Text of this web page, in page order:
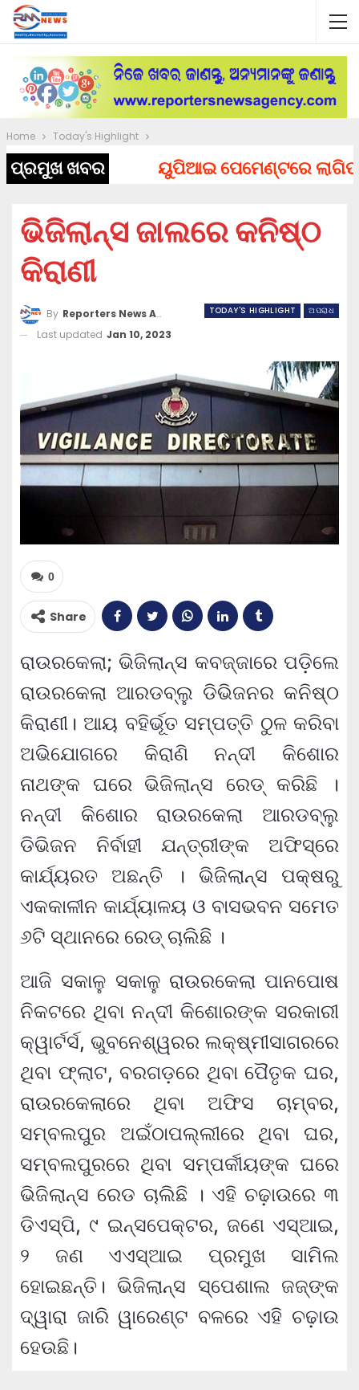
Home Today's Highlight
ପ୍ରମୁଖ ଖବର ୟୁପିଆଇ ପେମେଣ୍ଟରେ ଲାଗିପାରେ
ଭିଜିଲାନ୍ସ ଜାଲରେ କନିଷ୍ଠ
କିରାଣୀ
TODAY'S HIGHLIGHT ଅପରାଧ
By Reporters News Agency
Last updated Jan 10, 2023
0
Share
ରାଉରକେଲା; ଭିଜିଲାନ୍ସ କବଜ୍ଜାରେ ପଡ଼ିଲେ
ରାଉରକେଲା ଆରଡବ୍ଲୁ ଡିଭିଜନର କନିଷ୍ଠ
କିରାଣୀ। ଆୟ ବହିର୍ଭୂତ ସମ୍ପତ୍ତି ଠୁଳ କରିବା
ଅଭିଯୋଗରେ କିରାଣି ନନ୍ଦୀ କିଶୋର
ନାଥଙ୍କ ଘରେ ଭିଜିଲାନ୍ସ ରେଡ୍ କରିଛି ।
ନନ୍ଦୀ କିଶୋର ରାଉରକେଲା ଆରଡବ୍ଲୁ
ଡିଭିଜନ ନିର୍ବାହୀ ଯନ୍ତ୍ରୀଙ୍କ ଅଫିସ୍‌ରେ
କାର୍ଯ୍ୟରତ ଅଛନ୍ତି । ଭିଜିଲାନ୍ସ ପକ୍ଷରୁ
ଏକକାଳୀନ କାର୍ଯ୍ୟାଳୟ ଓ ବାସଭବନ ସମେତ
୬ଟି ସ୍ଥାନରେ ରେଡ୍ ଚାଲିଛି ।
ଆଜି ସକାଳୁ ସକାଳୁ ରାଉରକେଲା ପାନପୋଷ
ନିକଟରେ ଥିବା ନନ୍ଦୀ କିଶୋରଙ୍କ ସରକାରୀ
କ୍ୱାର୍ଟର୍ସ, ଭୁବନେଶ୍ୱରର ଲକ୍ଷ୍ମୀସାଗରରେ
ଥିବା ଫ୍ଲାଟ, ବରଗଡ଼ରେ ଥିବା ପୈତୃକ ଘର,
ରାଉରକେଲାରେ ଥିବା ଅଫିସ ଚାମ୍ବର,
ସମ୍ବଲପୁର ଅଇଁଠାପଲ୍ଲୀରେ ଥିବା ଘର,
ସମ୍ବଲପୁରରେ ଥିବା ସମ୍ପର୍କୀୟଙ୍କ ଘରେ
ଭିଜିଲାନ୍ସ ରେଡ ଚାଲିଛି । ଏହି ଚଢ଼ାଉରେ ୩
ଡିଏସ୍‌ପି, ୯ ଇନ୍ସପେକ୍ଟର, ଜଣେ ଏସ୍‌ଆଇ,
୨ ଜଣ ଏଏସ୍‌ଆଇ ପ୍ରମୁଖ ସାମିଲ
ହୋଇଛନ୍ତି। ଭିଜିଲାନ୍ସ ସ୍ପେଶାଲ ଜଜ୍‌ଙ୍କ
ଦ୍ୱାରା ଜାରି ୱାରେଣ୍ଟ ବଳରେ ଏହି ଚଢ଼ାଉ
ହେଉଛି।